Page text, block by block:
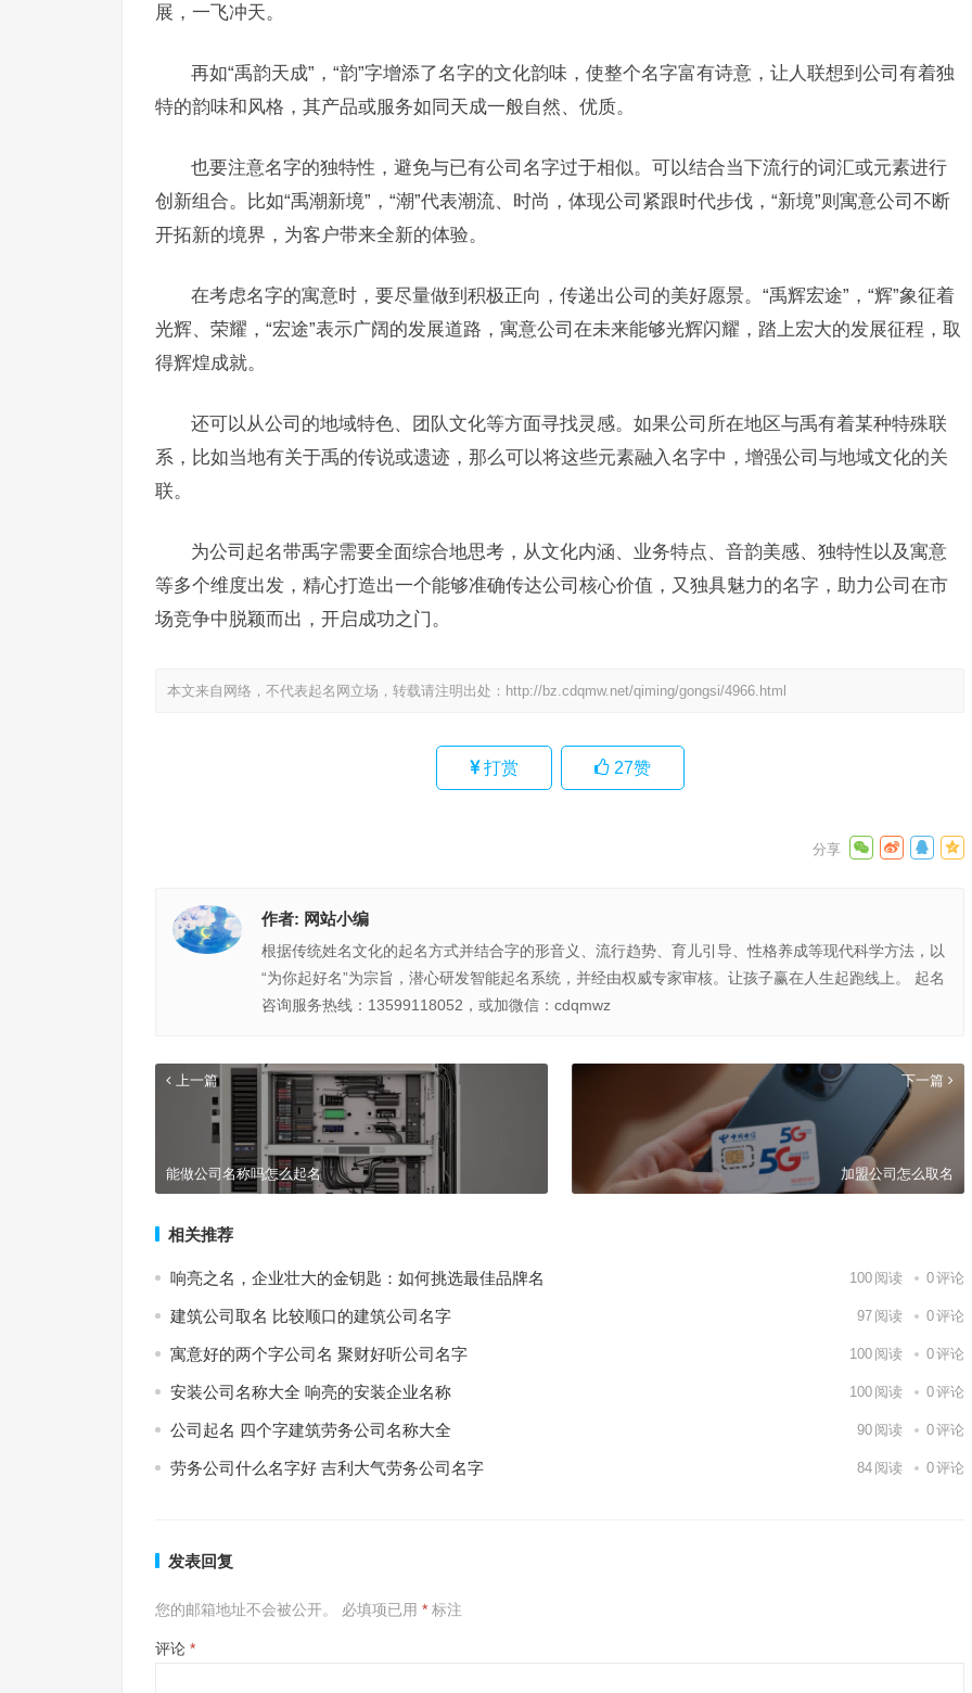
展，一飞冲天。
再如“禹韵天成”，“韵”字增添了名字的文化韵味，使整个名字富有诗意，让人联想到公司有着独
特的韵味和风格，其产品或服务如同天成一般自然、优质。
也要注意名字的独特性，避免与已有公司名字过于相似。可以结合当下流行的词汇或元素进行
创新组合。比如“禹潮新境”，“潮”代表潮流、时尚，体现公司紧跟时代步伐，“新境”则寓意公司不断
开拓新的境界，为客户带来全新的体验。
在考虑名字的寓意时，要尽量做到积极正向，传递出公司的美好愿景。“禹辉宏途”，“辉”象征着
光辉、荣耀，“宏途”表示广阔的发展道路，寓意公司在未来能够光辉闪耀，踏上宏大的发展征程，取
得辉煌成就。
还可以从公司的地域特色、团队文化等方面寻找灵感。如果公司所在地区与禹有着某种特殊联
系，比如当地有关于禹的传说或遗迹，那么可以将这些元素融入名字中，增强公司与地域文化的关
联。
为公司起名带禹字需要全面综合地思考，从文化内涵、业务特点、音韵美感、独特性以及寓意
等多个维度出发，精心打造出一个能够准确传达公司核心价值，又独具魅力的名字，助力公司在市
场竞争中脱颖而出，开启成功之门。
本文来自网络，不代表起名网立场，转载请注明出处： http://bz.cdqmw.net/qiming/gongsi/4966.html
打赏 27赞
作者: 网站小编
根据传统姓名文化的起名方式并结合字的形音义、流行趋势、育儿引导、性格养成等现代科学方法，以
“为你起好名”为宗旨，潜心研发智能起名系统，并经由权威专家审核。让孩子赢在人生起跑线上。 起名
咨询服务热线：13599118052，或加微信：cdqmwz
上一篇
能做公司名称吗怎么起名
下一篇
加盟公司怎么取名
相关推荐
响亮之名，企业壮大的金钥匙：如何挑选最佳品牌名 100 阅读 0评论
建筑公司取名 比较顺口的建筑公司名字 97 阅读 0评论
寓意好的两个字公司名 聚财好听公司名字 100 阅读 0评论
安装公司名称大全 响亮的安装企业名称 100 阅读 0评论
公司起名 四个字建筑劳务公司名称大全 90 阅读 0评论
劳务公司什么名字好 吉利大气劳务公司名字 84 阅读 0评论
发表回复
您的邮箱地址不会被公开。 必填项已用 * 标注
评论 *